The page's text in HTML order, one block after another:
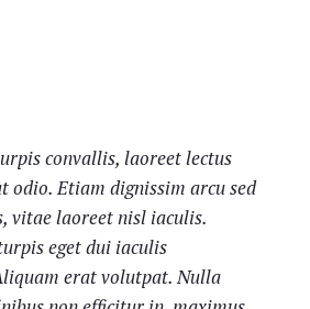
convallis, laoreet lectus
odio. Etiam dignissim arcu sed
vitae laoreet nisl iaculis.
eget dui iaculis
erat volutpat. Nulla